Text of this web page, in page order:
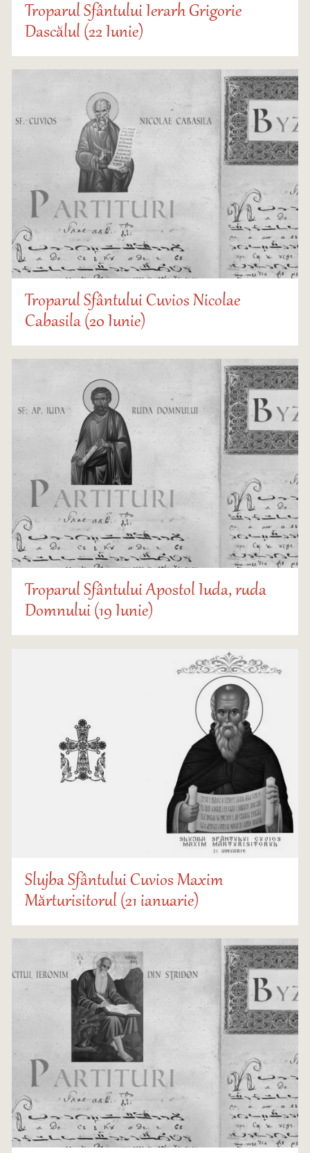
Troparul Sfântului Ierarh Grigorie
Dascălul (22 Iunie)
Troparul Sfântului Cuvios Nicolae
Cabasila (20 Iunie)
Troparul Sfântului Apostol Iuda, ruda
Domnului (19 Iunie)
Slujba Sfântului Cuvios Maxim
Mărturisitorul (21 ianuarie)